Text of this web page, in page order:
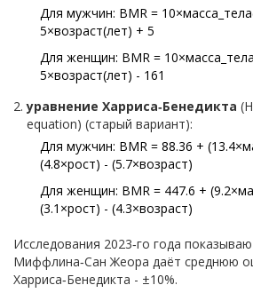
Для мужчин: BMR =
5×возраст(лет) + 5
Для женщин: BMR =
5×возраст(лет) - 161
уравнение Харриса‑Бенедикта (
equation) (старый вариант):
Для мужчин: BMR = 88.36 +
(4.8×рост) - (5.7×возраст)
Для женщин: BMR = 447.6 +
(3.1×рост) - (4.3×возраст)
Исследования 2023‑го года
Миффлина‑Сан Жеора даёт среднюю
Харриса‑Бенедикта - ±10%.